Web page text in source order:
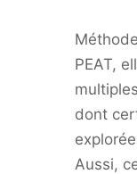
PEAT,
dont
Aussi,